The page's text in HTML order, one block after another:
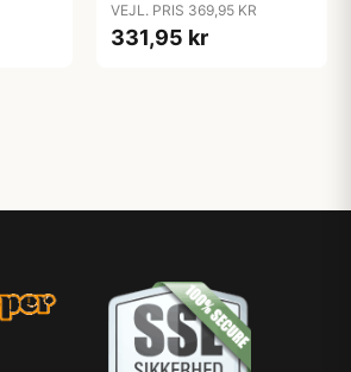
VEJL. PRIS 369,95 KR
331,95 kr